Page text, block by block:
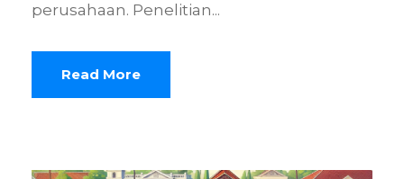
perusahaan. Penelitian...
Read More